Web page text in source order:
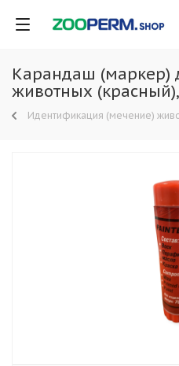
Карандаш (маркер)
животных
Идентификация (мечение)